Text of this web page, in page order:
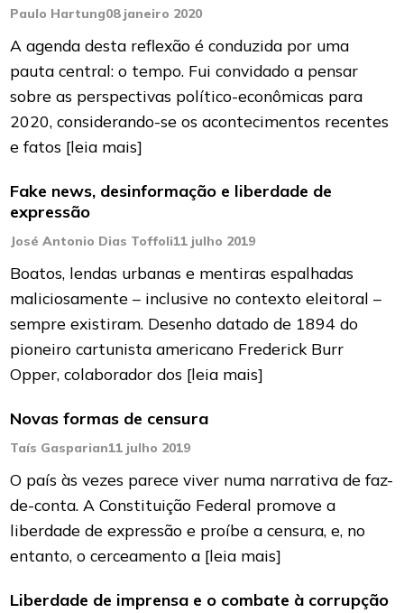
Paulo Hartung08 janeiro 2020
A agenda desta reflexão é conduzida por uma
pauta central: o tempo. Fui convidado a pensar
sobre as perspectivas político-econômicas para
2020, considerando-se os acontecimentos recentes
e fatos [leia mais]
Fake news, desinformação e liberdade de
expressão
José Antonio Dias Toffoli11 julho 2019
Boatos, lendas urbanas e mentiras espalhadas
maliciosamente – inclusive no contexto eleitoral –
sempre existiram. Desenho datado de 1894 do
pioneiro cartunista americano Frederick Burr
Opper, colaborador dos [leia mais]
Novas formas de censura
Taís Gasparian11 julho 2019
O país às vezes parece viver numa narrativa de faz-
de-conta. A Constituição Federal promove a
liberdade de expressão e proíbe a censura, e, no
entanto, o cerceamento a [leia mais]
Liberdade de imprensa e o combate à corrupção